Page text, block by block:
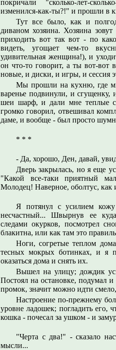
покричали "сколько-лет-
изменился-как-ты?!" и прошли в
Тут все было, как и
диваном хозяина. Хозяина
приходить вот так вот - по
видеть, угощает чем-то
удивительная женщина!), и
он что-то говорит, а ты вот-вот
новые, и диски, и игры, и сессия
Мы прошли на кухню, где
варенье подвинули, и
шеи шарф, и дали мне теплые
громко говорил, отвешивал
даме, и вообще - был просто
* * *
- Да, хорошо, Ден, давай,
Дверь закрылась, но я еще
"Какой все-таки приятный
Молодец! Наверное, оболтус,
Я потянул с усилием
несчастный... Швырнув ее
следами окурков, посмотрел
блакитна, или как там это
Ноги, согретые теплом
тесных мокрых ботинках, и я
оказаться дома и снять их.
Вышел на улицу; дождик
Постоял на остановке, подумал
промок, значит можно идти
Настроение по-прежнему
уровне ладошек; погладить его,
кошка - почесал за ушком - и
"Черта с два!" - сказало
мысли...